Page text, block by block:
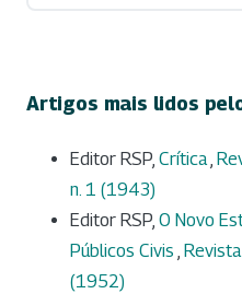
Artigos mais lidos
Editor RSP, Crítica,
n. 1 (1943)
Editor RSP, O Novo
Públicos Civis ,
(1952)